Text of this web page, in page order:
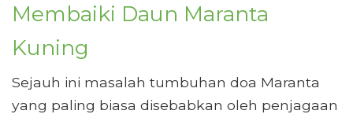
Membaiki Daun Maranta
Kuning
Sejauh ini masalah tumbuhan doa Maranta
yang paling biasa disebabkan oleh penjagaan